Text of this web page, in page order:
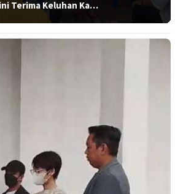
Terima Keluhan Ka…